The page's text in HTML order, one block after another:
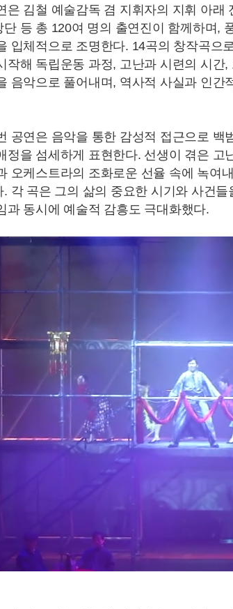
은 김철 예술감독 겸 지휘자의 지휘 아
단 등 총 120여 명의 출연진이 함께하며,
입체적으로 조명한다. 14곡의 창작곡으
작해 독립운동 과정, 고난과 시련의 시간
음악으로 풀어내며, 역사적 사실과 인간
공연은 음악을 통한 감성적 접근으로
정을 섬세하게 표현한다. 선생이 겪은 고
오케스트라의 조화로운 선율 속에 녹여
. 각 곡은 그의 삶의 중요한 시기와 사건
과 동시에 예술적 감흥도 극대화했다.